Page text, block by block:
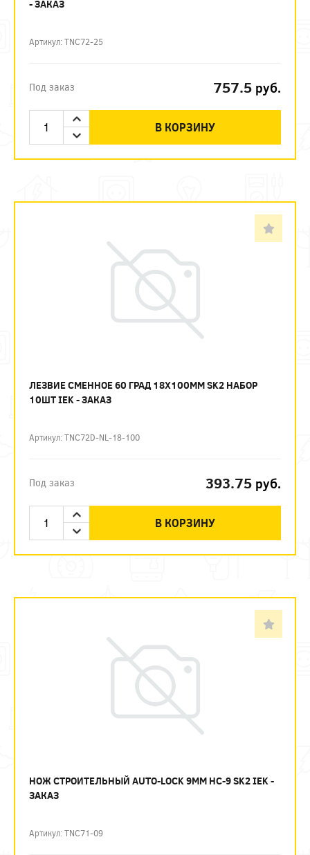
- ЗАКАЗ
Артикул: TNC72-25
Под заказ 757.5 руб.
В КОРЗИНУ
ЛЕЗВИЕ СМЕННОЕ 60 ГРАД 18Х100ММ SK2 НАБОР
10ШТ IEK - ЗАКАЗ
Артикул: TNC72D-NL-18-100
Под заказ 393.75 руб.
В КОРЗИНУ
НОЖ СТРОИТЕЛЬНЫЙ AUTO-LOCK 9ММ НС-9 SK2 IEK -
ЗАКАЗ
Артикул: TNC71-09